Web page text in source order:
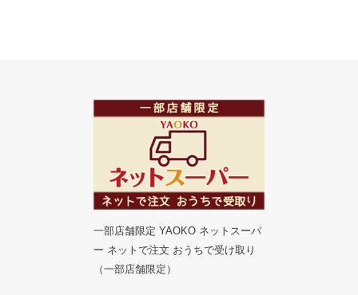
一部店舗限定 YAOKO ネットスーパ
ー ネットで注文 おうちで受け取り
（一部店舗限定）